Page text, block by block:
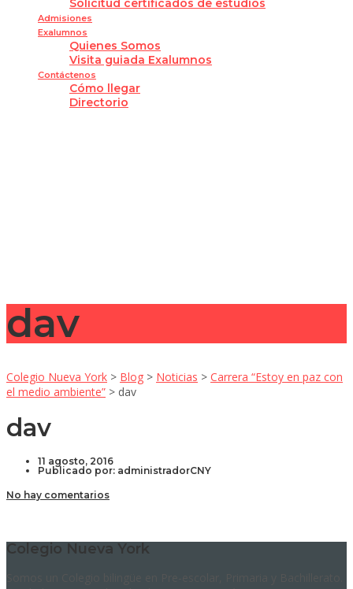
Solicitud certificados de estudios
Admisiones
Exalumnos
Quienes Somos
Visita guiada Exalumnos
Contáctenos
Cómo llegar
Directorio
dav
Colegio Nueva York > Blog > Noticias > Carrera “Estoy en paz con
el medio ambiente” > dav
dav
11 agosto, 2016
Publicado por: administradorCNY
No hay comentarios
Colegio Nueva York